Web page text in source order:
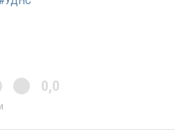
0,0